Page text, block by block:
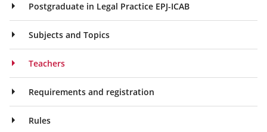
Postgraduate in Legal Practice EPJ-ICAB
Subjects and Topics
Teachers
Requirements and registration
Rules